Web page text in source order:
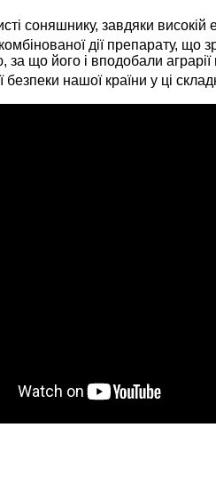
соняшнику, завдяки
дії препарату,
за що його і вподобали
нашої країни у ці